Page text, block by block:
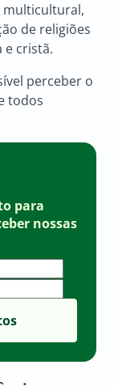
multicultural,
de religiões
e cristã.
perceber o
todos
para
nossas